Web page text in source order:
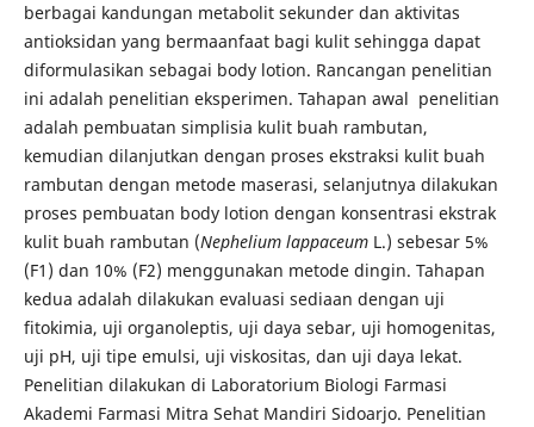
berbagai kandungan metabolit sekunder dan aktivitas
antioksidan yang bermaanfaat bagi kulit sehingga dapat
diformulasikan sebagai body lotion. Rancangan penelitian
ini adalah penelitian eksperimen. Tahapan awal penelitian
adalah pembuatan simplisia kulit buah rambutan,
kemudian dilanjutkan dengan proses ekstraksi kulit buah
rambutan dengan metode maserasi, selanjutnya dilakukan
proses pembuatan body lotion dengan konsentrasi ekstrak
kulit buah rambutan (Nephelium lappaceumL.) sebesar 5%
(F1) dan 10% (F2) menggunakan metode dingin. Tahapan
kedua adalah dilakukan evaluasi sediaan dengan uji
fitokimia, uji organoleptis, uji daya sebar, uji homogenitas,
uji pH, uji tipe emulsi, uji viskositas, dan uji daya lekat.
Penelitian dilakukan di Laboratorium Biologi Farmasi
Akademi Farmasi Mitra Sehat Mandiri Sidoarjo. Penelitian